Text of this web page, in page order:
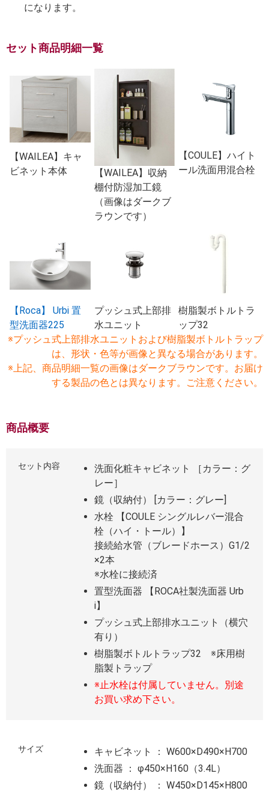
になります。
セット商品明細一覧
【WAILEA】キャ
ビネット本体
【WAILEA】収納
棚付防湿加工鏡
（画像はダークブ
ラウンです）
【COULE】ハイト
ール洗面用混合栓
【Roca】 Urbi 置
型洗面器225
プッシュ式上部排
水ユニット
樹脂製ボトルトラ
ップ32
※プッシュ式上部排水ユニットおよび樹脂製ボトルトラップ
は、形状・色等が画像と異なる場合があります。
※上記、商品明細一覧の画像はダークブラウンです。お届け
する製品の色とは異なります。ご注意ください。
商品概要
セット内容
洗面化粧キャビネット ［カラー：グ
レー］
鏡（収納付） [カラー：グレー]
水栓 【COULE シングルレバー混合
栓（ハイ・トール）】
接続給水管（ブレードホース）G1/2
×2本
※水栓に接続済
置型洗面器 【ROCA社製洗面器 Urb
i】
プッシュ式上部排水ユニット（横穴
有り）
樹脂製ボトルトラップ32 ※床用樹
脂製トラップ
※止水栓は付属していません。別途
お買い求め下さい。
サイズ
キャビネット ： W600×D490×H700
洗面器 ： φ450×H160（3.4L）
鏡（収納付） ： W450×D145×H800